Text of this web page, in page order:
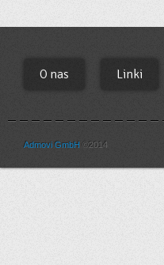
O nas Linki
Admovi GmbH ©2014